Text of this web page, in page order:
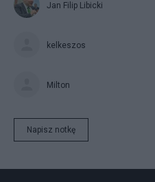
Jan Filip Libicki
kelkeszos
Milton
Napisz notkę